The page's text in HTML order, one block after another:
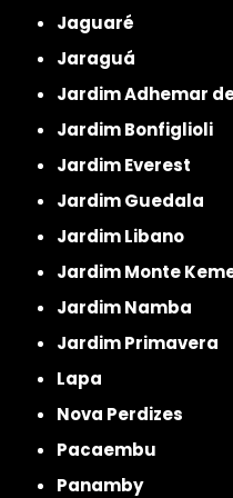
Jaguaré
Jaraguá
Jardim Adhemar
Jardim Bonfiglioli
Jardim Everest
Jardim Guedala
Jardim Libano
Jardim Monte
Jardim Namba
Jardim Primavera
Lapa
Nova Perdizes
Pacaembu
Panamby